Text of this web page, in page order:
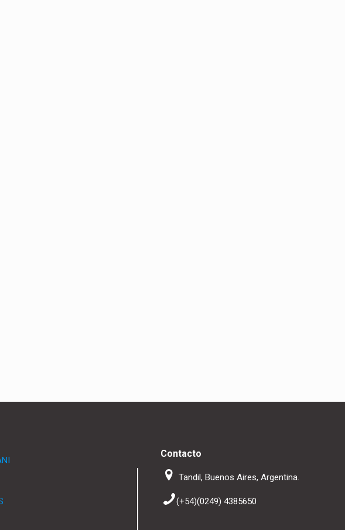
Contacto
Tandil, Buenos Aires, Argentina.
(+54)(0249) 4385650